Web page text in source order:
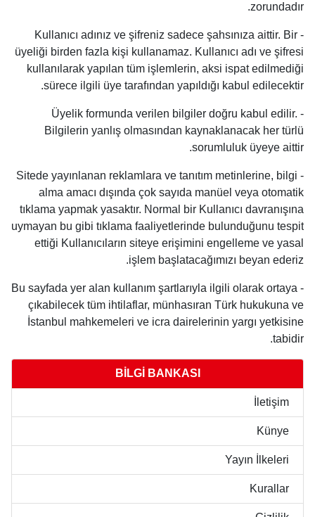
zorundadır.
- Kullanıcı adınız ve şifreniz sadece şahsınıza aittir. Bir
üyeliği birden fazla kişi kullanamaz. Kullanıcı adı ve şifresi
kullanılarak yapılan tüm işlemlerin, aksi ispat edilmediği
sürece ilgili üye tarafından yapıldığı kabul edilecektir.
- Üyelik formunda verilen bilgiler doğru kabul edilir.
Bilgilerin yanlış olmasından kaynaklanacak her türlü
sorumluluk üyeye aittir.
- Sitede yayınlanan reklamlara ve tanıtım metinlerine, bilgi
alma amacı dışında çok sayıda manüel veya otomatik
tıklama yapmak yasaktır. Normal bir Kullanıcı davranışına
uymayan bu gibi tıklama faaliyetlerinde bulunduğunu tespit
ettiği Kullanıcıların siteye erişimini engelleme ve yasal
işlem başlatacağımızı beyan ederiz.
- Bu sayfada yer alan kullanım şartlarıyla ilgili olarak ortaya
çıkabilecek tüm ihtilaflar, münhasıran Türk hukukuna ve
İstanbul mahkemeleri ve icra dairelerinin yargı yetkisine
tabidir.
BİLGİ BANKASI